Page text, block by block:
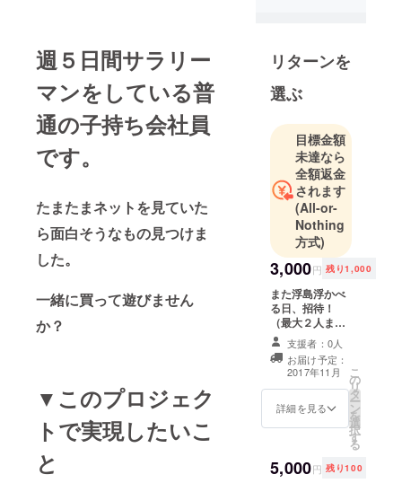
週５日間サラリー
マンをしている普
通の子持ち会社員
です。
たまたまネットを見ていた
ら面白そうなもの見つけま
した。
一緒に買って遊びません
か？
▼このプロジェク
トで実現したいこ
と
リターンを
選ぶ
目標金額
未達なら
全額返金
されます
(All-or-
Nothing
方式)
3,000円 残り1,000
また浮島浮かべ
る日、招待！
（最大２人ま
で） 事前に場所
をメールで連絡
します！ ＊プー
ルの広さによっ
ては人数制限あ
り。
支援者：0人
お届け予定：
2017年11月
詳細を見る
こ
の
リ
タ
ー
ン
を
選
択
す
る
5,000円 残り100